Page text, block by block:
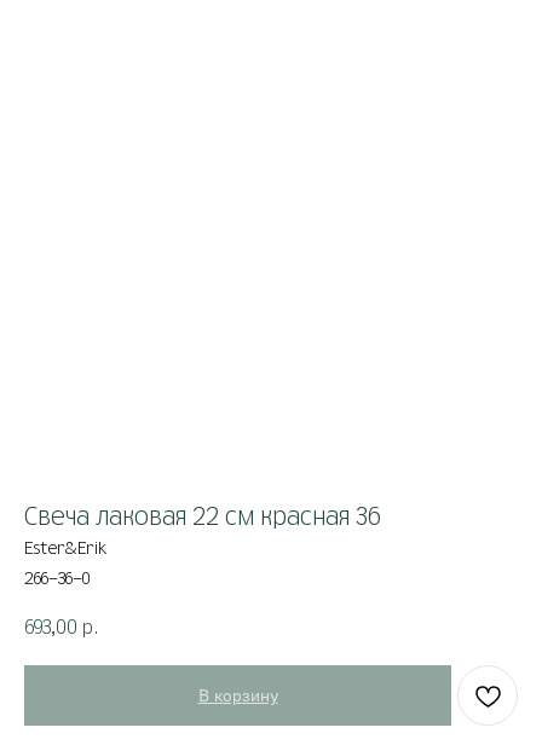
Свеча лаковая 22 см красная 36
Ester&Erik
266-36-0
693,00 р.
В корзину